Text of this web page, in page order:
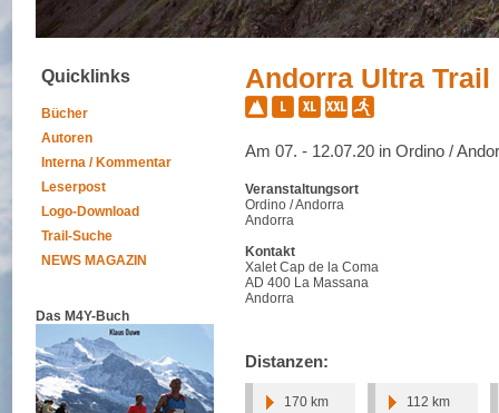
Quicklinks
Bücher
Autoren
Interna / Kommentar
Leserpost
Logo-Download
Trail-Suche
NEWS MAGAZIN
Das M4Y-Buch
Andorra Ultra Trail
Am 07. - 12.07.20 in Ordino /
Veranstaltungsort
Ordino / Andorra
Andorra
Kontakt
Xalet Cap de la Coma
AD 400 La Massana
Andorra
Distanzen:
170 km
112 km